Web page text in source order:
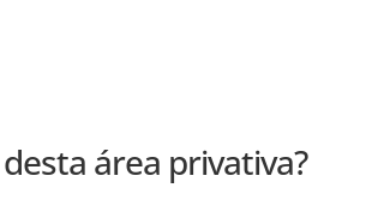
área privativa?